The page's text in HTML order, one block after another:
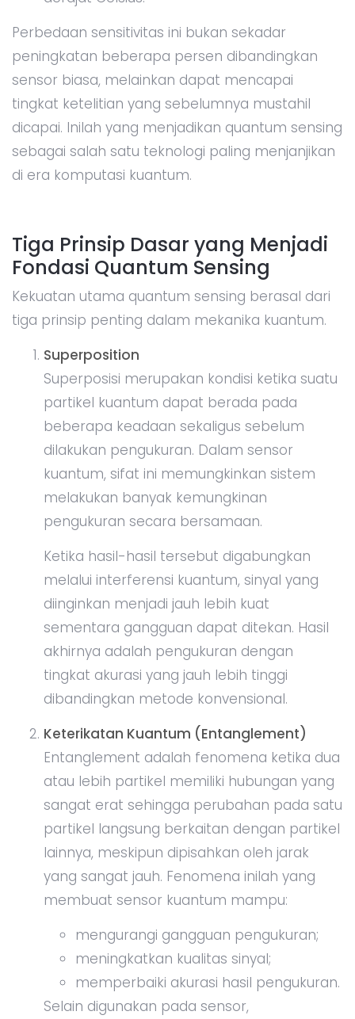
Perbedaan sensitivitas ini bukan sekadar
peningkatan beberapa persen dibandingkan
sensor biasa, melainkan dapat mencapai
tingkat ketelitian yang sebelumnya mustahil
dicapai. Inilah yang menjadikan quantum sensing
sebagai salah satu teknologi paling menjanjikan
di era komputasi kuantum.
Tiga Prinsip Dasar yang Menjadi
Fondasi Quantum Sensing
Kekuatan utama quantum sensing berasal dari
tiga prinsip penting dalam mekanika kuantum.
Superposition
Superposisi merupakan kondisi ketika suatu
partikel kuantum dapat berada pada
beberapa keadaan sekaligus sebelum
dilakukan pengukuran. Dalam sensor
kuantum, sifat ini memungkinkan sistem
melakukan banyak kemungkinan
pengukuran secara bersamaan.
Ketika hasil-hasil tersebut digabungkan
melalui interferensi kuantum, sinyal yang
diinginkan menjadi jauh lebih kuat
sementara gangguan dapat ditekan. Hasil
akhirnya adalah pengukuran dengan
tingkat akurasi yang jauh lebih tinggi
dibandingkan metode konvensional.
Keterikatan Kuantum (Entanglement)
Entanglement adalah fenomena ketika dua
atau lebih partikel memiliki hubungan yang
sangat erat sehingga perubahan pada satu
partikel langsung berkaitan dengan partikel
lainnya, meskipun dipisahkan oleh jarak
yang sangat jauh. Fenomena inilah yang
membuat sensor kuantum mampu:
mengurangi gangguan pengukuran;
meningkatkan kualitas sinyal;
memperbaiki akurasi hasil pengukuran.
Selain digunakan pada sensor,